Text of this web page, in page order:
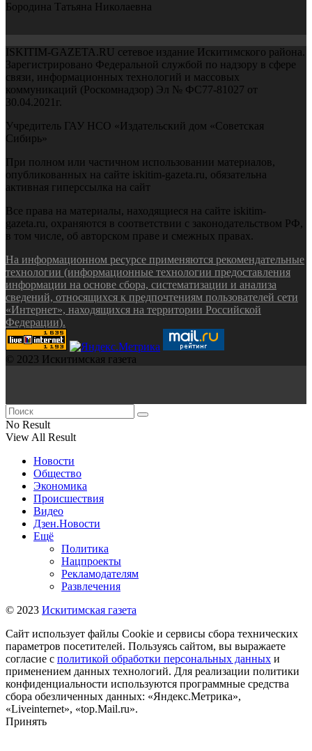
Бородина Татьяна Николаевна
ISKITIM-GAZETA.RU сетевое издание Искитимского района.
Зарегистрировано Федеральной службой по надзору в сфере
связи, информационных технологий и массовых
коммуникаций (Роскомнадзор) Эл № ФС77-81027 от
30.04.2021г.
Учредитель ГАУ НСО «Издательский дом «Советская
Сибирь»
При полном или частичном использовании материалов,
опубликованных на сайте iskitim-gazeta.ru, обязательна
активная гиперссылка на сайт
Все права на материалы, находящиеся на сайте iskitim-
gazeta.ru, охраняются в соответствии с законодательством РФ,
в том числе, об авторском праве и смежных правах.
На информационном ресурсе применяются рекомендательные
технологии (информационные технологии предоставления
информации на основе сбора, систематизации и анализа
сведений, относящихся к предпочтениям пользователей сети
«Интернет», находящихся на территории Российской
Федерации).
© 2023 Искитимская газета
No Result
View All Result
Новости
Общество
Экономика
Происшествия
Видео
Дзен.Новости
Ещё
Политика
Нацпроекты
Рекламодателям
Развлечения
© 2023 Искитимская газета
Сайт использует файлы Cookie и сервисы сбора технических
параметров посетителей. Пользуясь сайтом, вы выражаете
согласие с политикой обработки персональных данных и
применением данных технологий. Для реализации политики
конфиденциальности используются программные средства
сбора обезличенных данных: «Яндекс.Метрика»,
«Liveinternet», «top.Mail.ru».
Принять